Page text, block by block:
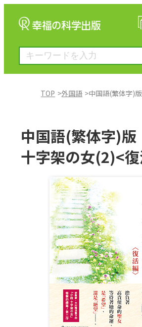
一般書
絵本
雑誌
CD
DVD・ブルーレイ
雑貨
TOP 外国語 中国語(繁体字)
中国語(繁体字)
十字架の女(2)<復